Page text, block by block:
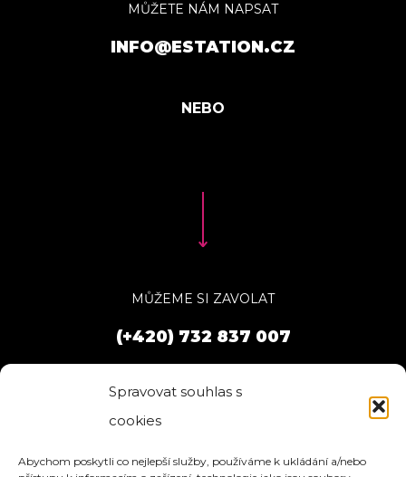
Spravovat souhlas s
cookies
Abychom poskytli co nejlepší služby, používáme k ukládání a/nebo
MŮŽETE NÁM NAPSAT
INFO@ESTATION.CZ
MŮŽEME SI ZAVOLAT
(+420) 732 837 007